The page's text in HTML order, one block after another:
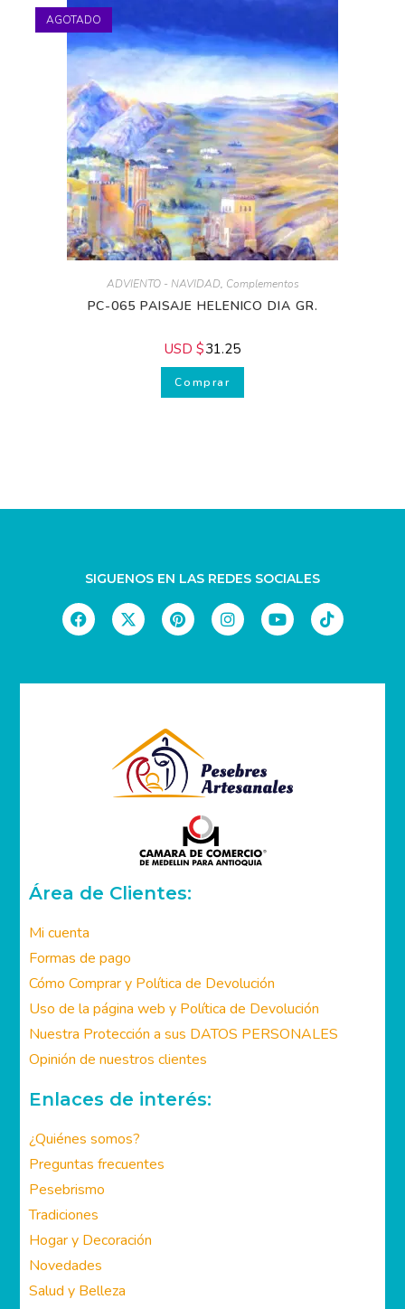
AGOTADO
ADVIENTO - NAVIDAD,Complementos
PC-065 PAISAJE HELENICO DIA GR.
USD $31.25
Comprar
SIGUENOS EN LAS REDES SOCIALES
Área de Clientes:
Mi cuenta
Formas de pago
Cómo Comprar y Política de Devolución
Uso de la página web y Política de Devolución
Nuestra Protección a sus DATOS PERSONALES
Opinión de nuestros clientes
Enlaces de interés:
¿Quiénes somos?
Preguntas frecuentes
Pesebrismo
Tradiciones
Hogar y Decoración
Novedades
Salud y Belleza